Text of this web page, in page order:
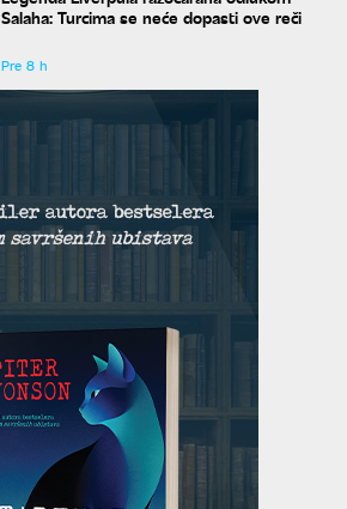
Salaha: Turcima se neće dopasti ove reči
Pre 8 h